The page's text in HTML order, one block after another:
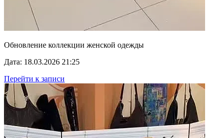
Обновление коллекции женской одежды
Дата: 18.03.2026 21:25
Перейти к записи